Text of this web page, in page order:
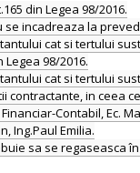
din Legea 98/2016.
incadreaza la
cat si tertului
98/2016.
cat si tertului
contractante, in ceea
Contabil, Ec.
Ing.Paul Emilia.
sa se regaseasca